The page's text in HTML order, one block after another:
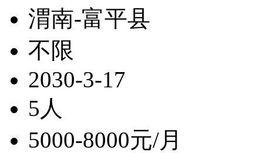
渭南-富平县
不限
2030-3-17
5人
5000-8000元/月